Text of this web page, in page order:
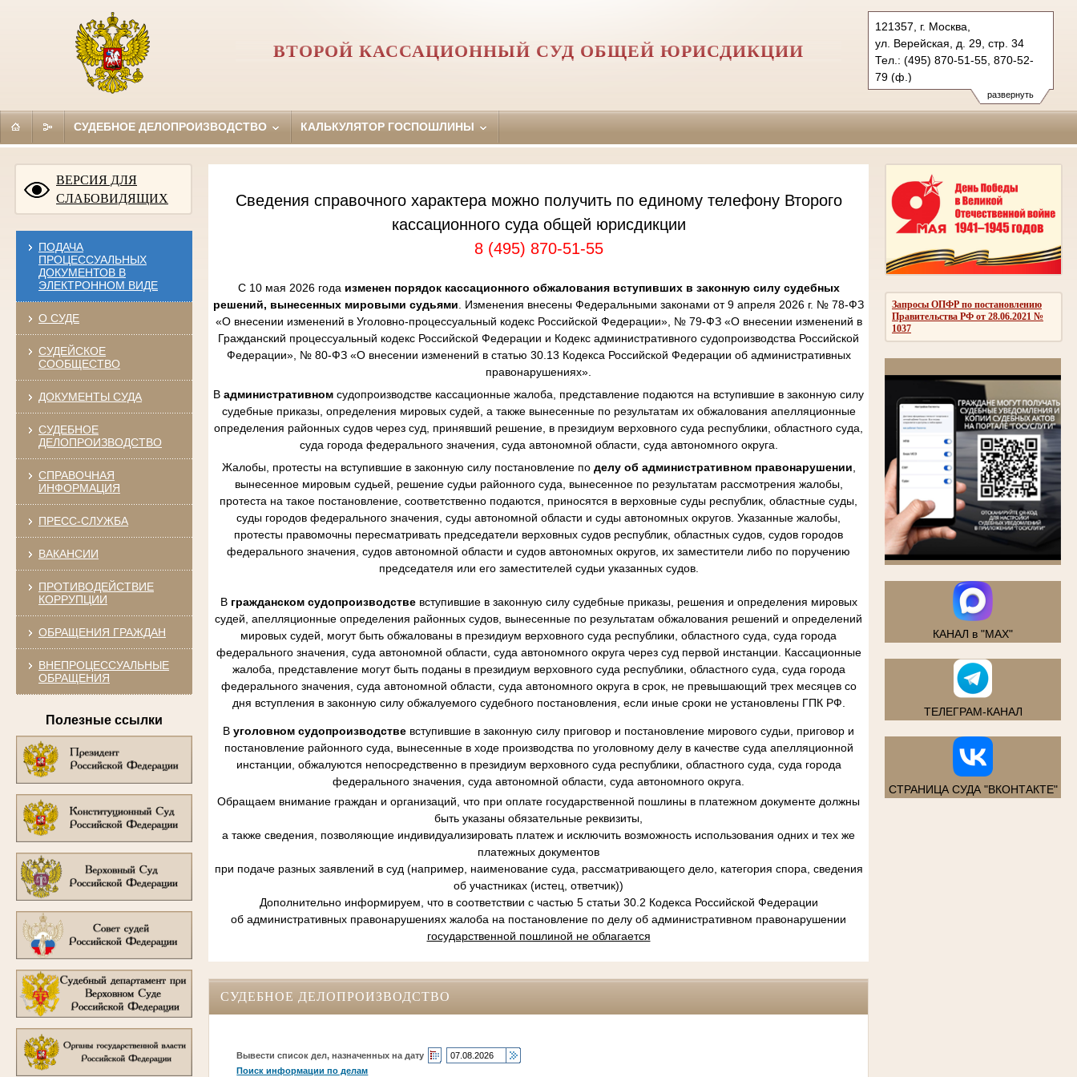
развернуть
121357, г. Москва,
ул. Верейская, д. 29, стр. 34
Тел.: (495) 870-51-55, 870-52-
79 (ф.)
2kas@sudrf.ru
ВТОРОЙ КАССАЦИОННЫЙ СУД ОБЩЕЙ ЮРИСДИКЦИИ
СУДЕБНОЕ ДЕЛОПРОИЗВОДСТВО КАЛЬКУЛЯТОР ГОСПОШЛИНЫ
ВЕРСИЯ ДЛЯ
СЛАБОВИДЯЩИХ
ПОДАЧА
ПРОЦЕССУАЛЬНЫХ
ДОКУМЕНТОВ В
ЭЛЕКТРОННОМ ВИДЕ
О СУДЕ
СУДЕЙСКОЕ
СООБЩЕСТВО
ДОКУМЕНТЫ СУДА
СУДЕБНОЕ
ДЕЛОПРОИЗВОДСТВО
СПРАВОЧНАЯ
ИНФОРМАЦИЯ
ПРЕСС-СЛУЖБА
ВАКАНСИИ
ПРОТИВОДЕЙСТВИЕ
КОРРУПЦИИ
ОБРАЩЕНИЯ ГРАЖДАН
ВНЕПРОЦЕССУАЛЬНЫЕ
ОБРАЩЕНИЯ
Полезные ссылки
Запросы ОПФР по постановлению
Правительства РФ от 28.06.2021 №
1037
КАНАЛ в "MAX"
ТЕЛЕГРАМ-КАНАЛ
СТРАНИЦА СУДА "ВКОНТАКТЕ"
Сведения справочного характера можно получить по единому телефону Второго
кассационного суда общей юрисдикции
8 (495) 870-51-55
С 10 мая 2026 года изменен порядок кассационного обжалования вступивших в законную силу судебных
решений, вынесенных мировыми судьями. Изменения внесены Федеральными законами от 9 апреля 2026 г. № 78-ФЗ
«О внесении изменений в Уголовно-процессуальный кодекс Российской Федерации», № 79-ФЗ «О внесении изменений в
Гражданский процессуальный кодекс Российской Федерации и Кодекс административного судопроизводства Российской
Федерации», № 80-ФЗ «О внесении изменений в статью 30.13 Кодекса Российской Федерации об административных
правонарушениях».
В административном судопроизводстве кассационные жалоба, представление подаются на вступившие в законную силу
судебные приказы, определения мировых судей, а также вынесенные по результатам их обжалования апелляционные
определения районных судов через суд, принявший решение, в президиум верховного суда республики, областного суда,
суда города федерального значения, суда автономной области, суда автономного округа.
Жалобы, протесты на вступившие в законную силу постановление по делу об административном правонарушении,
вынесенное мировым судьей, решение судьи районного суда, вынесенное по результатам рассмотрения жалобы,
протеста на такое постановление, соответственно подаются, приносятся в верховные суды республик, областные суды,
суды городов федерального значения, суды автономной области и суды автономных округов. Указанные жалобы,
протесты правомочны пересматривать председатели верховных судов республик, областных судов, судов городов
федерального значения, судов автономной области и судов автономных округов, их заместители либо по поручению
председателя или его заместителей судьи указанных судов.
В гражданском судопроизводствевступившие в законную силу судебные приказы, решения и определения мировых
судей, апелляционные определения районных судов, вынесенные по результатам обжалования решений и определений
мировых судей, могут быть обжалованы в президиум верховного суда республики, областного суда, суда города
федерального значения, суда автономной области, суда автономного округа через суд первой инстанции. Кассационные
жалоба, представление могут быть поданы в президиум верховного суда республики, областного суда, суда города
федерального значения, суда автономной области, суда автономного округа в срок, не превышающий трех месяцев со
дня вступления в законную силу обжалуемого судебного постановления, если иные сроки не установлены ГПК РФ.
В уголовном судопроизводстве вступившие в законную силу приговор и постановление мирового судьи, приговор и
постановление районного суда, вынесенные в ходе производства по уголовному делу в качестве суда апелляционной
инстанции, обжалуются непосредственно в президиум верховного суда республики, областного суда, суда города
федерального значения, суда автономной области, суда автономного округа.
Обращаем внимание граждан и организаций, что при оплате государственной пошлины в платежном документе должны
быть указаны обязательные реквизиты,
а также сведения, позволяющие индивидуализировать платеж и исключить возможность использования одних и тех же
платежных документов
при подаче разных заявлений в суд (например, наименование суда, рассматривающего дело, категория спора, сведения
об участниках (истец, ответчик))
Дополнительно информируем, что в соответствии с частью 5 статьи 30.2 Кодекса Российской Федерации
об административных правонарушениях жалоба на постановление по делу об административном правонарушении
государственной пошлиной не облагается
СУДЕБНОЕ ДЕЛОПРОИЗВОДСТВО
Вывести список дел, назначенных на дату
Поиск информации по делам